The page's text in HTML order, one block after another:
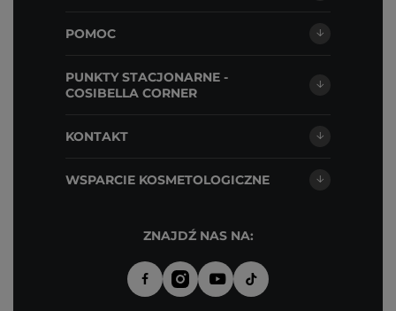
POMOC
PUNKTY STACJONARNE -
COSIBELLA CORNER
KONTAKT
WSPARCIE KOSMETOLOGICZNE
ZNAJDŹ NAS NA: